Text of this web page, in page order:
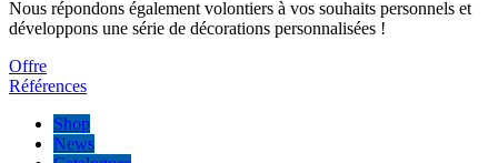
Nous répondons également volontiers à vos souhaits personnels et
développons une série de décorations personnalisées !
Offre
Références
Shop
News